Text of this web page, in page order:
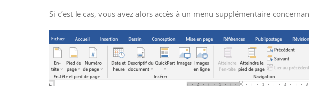
Si c’est le cas, vous avez alors accès à un menu supplémentaire